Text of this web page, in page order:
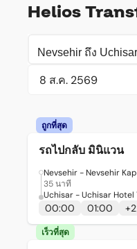
Helios
ถูกที่สุด
รถไปกลับ มินิแวน
Nevsehir - Nevsehir
35 นาที
Uchisar - Uchisar Hotel
00:00 01:00 +
เร็วที่สุด